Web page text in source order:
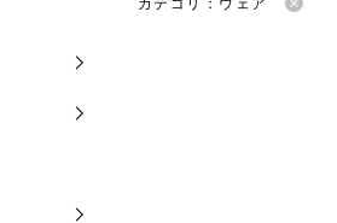
カテゴリ：ウェア